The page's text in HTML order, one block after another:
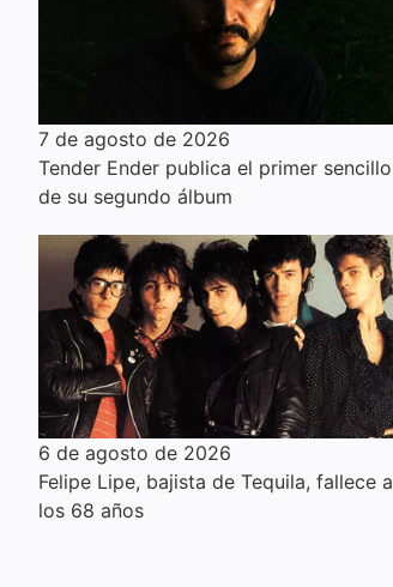
7 de agosto de 2026
Tender Ender publica el primer sencillo
de su segundo álbum
6 de agosto de 2026
Felipe Lipe, bajista de Tequila, fallece a
los 68 años